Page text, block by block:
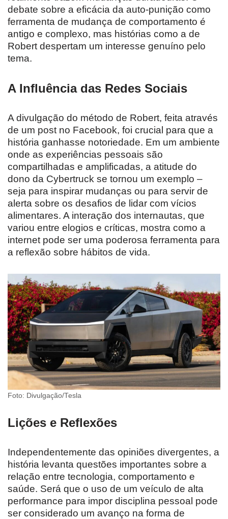
debate sobre a eficácia da auto-punição como
ferramenta de mudança de comportamento é
antigo e complexo, mas histórias como a de
Robert despertam um interesse genuíno pelo
tema.
A Influência das Redes Sociais
A divulgação do método de Robert, feita através
de um post no Facebook, foi crucial para que a
história ganhasse notoriedade. Em um ambiente
onde as experiências pessoais são
compartilhadas e amplificadas, a atitude do
dono da Cybertruck se tornou um exemplo –
seja para inspirar mudanças ou para servir de
alerta sobre os desafios de lidar com vícios
alimentares. A interação dos internautas, que
variou entre elogios e críticas, mostra como a
internet pode ser uma poderosa ferramenta para
a reflexão sobre hábitos de vida.
Foto: Divulgação/Tesla
Lições e Reflexões
Independentemente das opiniões divergentes, a
história levanta questões importantes sobre a
relação entre tecnologia, comportamento e
saúde. Será que o uso de um veículo de alta
performance para impor disciplina pessoal pode
ser considerado um avanço na forma de